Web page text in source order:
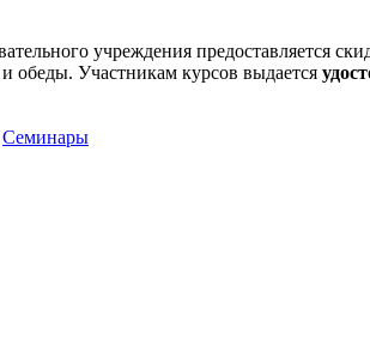
учреждения предоставляется
обеды. Участникам курсов выдается
Семинары